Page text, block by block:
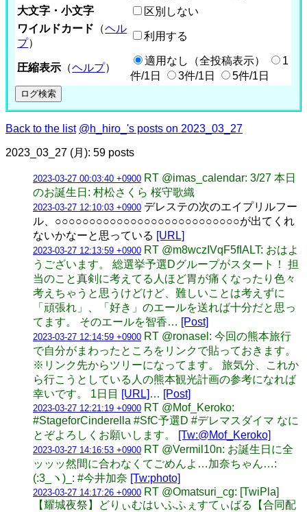
大文字・小文字
区別しない
ワイルドカード （ヘル
プ）
利用する
圧縮表示 （ヘルプ）
適用なし（全投稿表示）
1
件/1日
3件/1日 5件/1日
Back to the list @h_hiro_'s posts on 2023_03_27
2023_03_27 (月): 59 posts
2023-03-27 00:03:40 +0900 RT @imas_calendar: 3/27 本日
のお誕生日: 村松さくら 桜守歌織
2023-03-27 12:10:03 +0900 デレステの次のエイプリルフー
ル、○○○○○○○○○○○○○○○○○○○○○○○○○○○が出てくれ
ないかなーと思っている [URL]
2023-03-27 12:13:59 +0900 RT @m8wczIVqF5fIALT: おはよ
うございます。 総選挙予選Dグループがスタート！ 担
当のこと真剣に考えてる人ほど胃が痛くなったり色々
考えちゃうと思うけどけど、難しいことは考えずに
「頑張れ」、「好き」のエールを送れば十分だと思っ
てます。 そのエールを智香… [Post]
2023-03-27 12:14:59 +0900 RT @ronasel: 今回の熊本旅行
で自分がまわったところをリンクで貼っておきます。
※リンク先からツリーになってます。 旅気分、これか
ら行こうとしている人の熊本観光計画の参考になれば
幸いです。 1日目 [URL] … [Post]
2023-03-27 12:21:19 +0900 RT @Mof_Keroko:
#StageforCinderella #SfC予選D #デレマスダイマ なに
とぞよろしくお願いします。
[Tw:@Mof_Keroko]
2023-03-27 14:16:53 +0900 RT @Vermil10n: お誕生日に全
ッッッ然間に合わなくてごめんよ…加奈ちゃん…:
(:3_ヽ)_: #今井加奈 [Tw:photo]
2023-03-27 14:17:26 +0900 RT @Omatsuri_cg: [TwiPla]
【耀城夜祭】どりぃむはいふふぇすてぃばる【合同配